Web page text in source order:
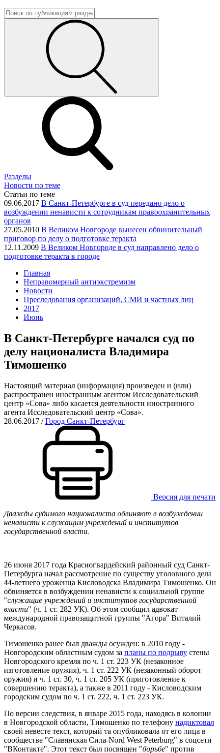
Разделы
Новости по теме
Статьи по теме
09.06.2017 В Санкт-Петербурге в суд передано дело о
возбуждении ненависти к сотрудникам правоохранительных
органов
27.05.2010 В Великом Новгороде вынесен обвинительный
приговор по делу о подготовке теракта
12.11.2009 В Великом Новгороде в суд направлено дело о
подготовке теракта в городе
Главная
Неправомерный антиэкстремизм
Новости
Преследования организаций, СМИ и частных лиц
2017
Июнь
В Санкт-Петербурге начался суд по
делу националиста Владимира
Тимошенко
Настоящий материал (информация) произведен и (или)
распространен иностранным агентом Исследовательский
центр «Сова» либо касается деятельности иностранного
агента Исследовательский центр «Сова».
28.06.2017 /Город Санкт-Петербург
Версия для печати
Дважды судимого националиста обвиняют в возбуждении
ненависти к служащим учреждений и институтов
государственной власти.
26 июня 2017 года Красногвардейский районный суд Санкт-
Петербурга начал рассмотрение по существу уголовного дела
44-летнего уроженца Кисловодска Владимира Тимошенко. Он
обвиняется в возбуждении ненависти к социальной группе
"служащие учреждений и институтов государственной
власти" (ч. 1 ст. 282 УК). Об этом сообщил адвокат
международной правозащитной группы "Агора" Виталий
Черкасов.
Тимошенко ранее был дважды осужден: в 2010 году -
Новгородским областным судом за планы по подрыву стены
Новгородского кремля по ч. 1 ст. 223 УК (незаконное
изготовление оружия), ч. 1 ст. 222 УК (незаконный оборот
оружия) и ч. 1 ст. 30, ч. 1 ст. 205 УК (приготовление к
совершению теракта), а также в 2011 году - Кисловодским
городским судом по ч. 1 ст. 222, ч. 1 ст. 223 УК.
По версии следствия, в январе 2015 года, находясь в колонии
в Новгородской области, Тимошенко по телефону надиктовал
своей невесте текст, который та опубликовала от его лица в
сообществе "Славянская Сила-Nord West Peterburg" в соцсети
"ВКонтакте". Этот текст был посвящен "борьбе" против